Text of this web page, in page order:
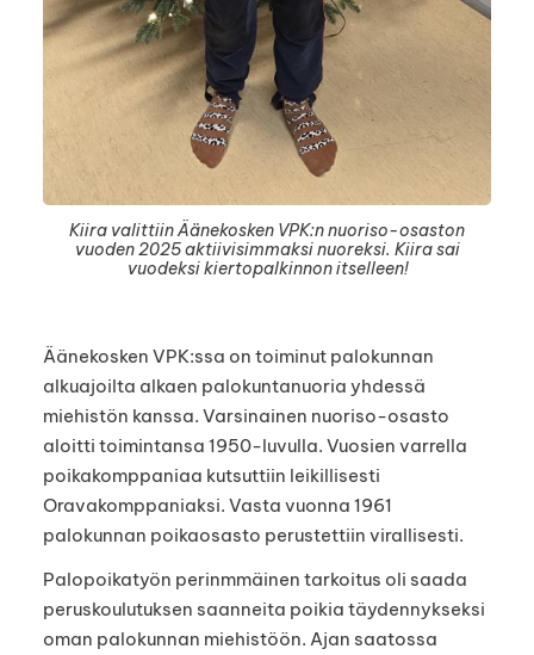
Kiira valittiin Äänekosken VPK:n nuoriso-osaston
vuoden 2025 aktiivisimmaksi nuoreksi. Kiira sai
vuodeksi kiertopalkinnon itselleen!
Äänekosken VPK:ssa on toiminut palokunnan
alkuajoilta alkaen palokuntanuoria yhdessä
miehistön kanssa. Varsinainen nuoriso-osasto
aloitti toimintansa 1950-luvulla. Vuosien varrella
poikakomppaniaa kutsuttiin leikillisesti
Oravakomppaniaksi. Vasta vuonna 1961
palokunnan poikaosasto perustettiin virallisesti.
Palopoikatyön perinmmäinen tarkoitus oli saada
peruskoulutuksen saanneita poikia täydennykseksi
oman palokunnan miehistöön. Ajan saatossa